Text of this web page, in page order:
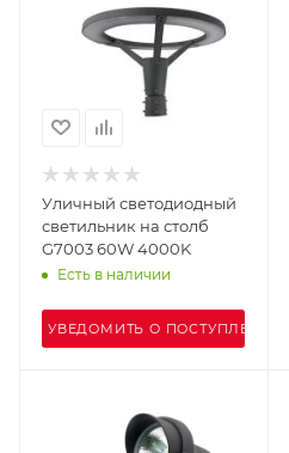
Уличный светодиодный
светильник на столб
G7003 60W 4000K
Есть в наличии
УВЕДОМИТЬ О ПОСТУПЛЕНИИ